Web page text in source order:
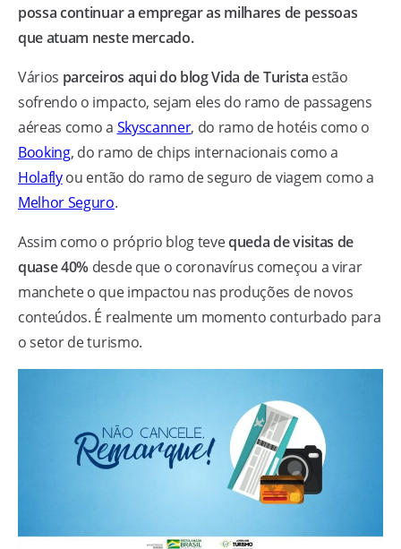
possa continuar a empregar as milhares de pessoas
que atuam neste mercado.
Vários parceiros aqui do blog Vida de Turista estão
sofrendo o impacto, sejam eles do ramo de passagens
aéreas como a Skyscanner, do ramo de hotéis como o
Booking, do ramo de chips internacionais como a
Holaflyou então do ramo de seguro de viagem como a
Melhor Seguro.
Assim como o próprio blog tevequeda de visitas de
quase 40% desde que o coronavírus começou a virar
manchete o que impactou nas produções de novos
conteúdos. É realmente um momento conturbado para
o setor de turismo.